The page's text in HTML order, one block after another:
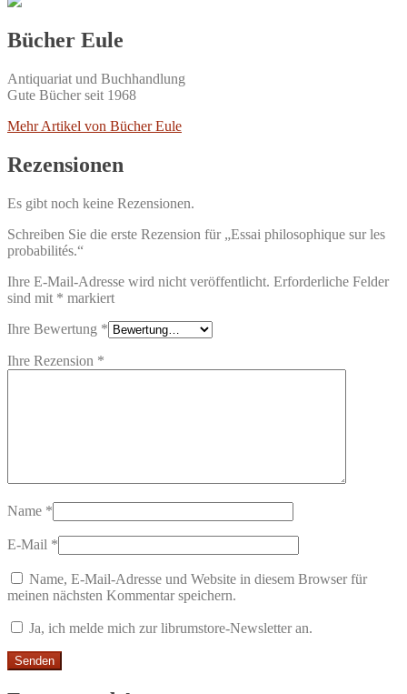
Bücher Eule
Antiquariat und Buchhandlung
Gute Bücher seit 1968
Mehr Artikel von Bücher Eule
Rezensionen
Es gibt noch keine Rezensionen.
Schreiben Sie die erste Rezension für „Essai philosophique sur les
probabilités.“
Ihre E-Mail-Adresse wird nicht veröffentlicht. Erforderliche Felder
sind mit * markiert
Ihre Bewertung *
Ihre Rezension *
Name *
E-Mail *
Name, E-Mail-Adresse und Website in diesem Browser für
meinen nächsten Kommentar speichern.
Ja, ich melde mich zur librumstore-Newsletter an.